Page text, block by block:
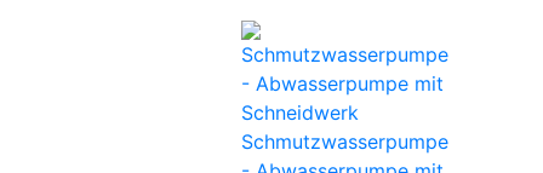
Schmutzwasserpumpe